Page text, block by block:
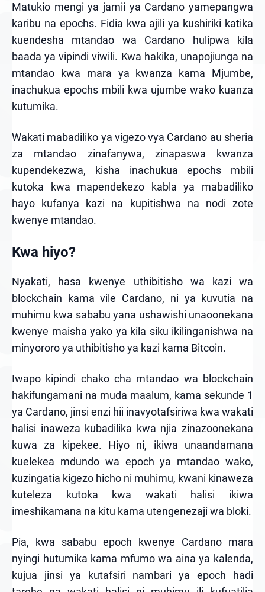
Matukio mengi ya jamii ya Cardano yamepangwa
karibu na epochs. Fidia kwa ajili ya kushiriki katika
kuendesha mtandao wa Cardano hulipwa kila
baada ya vipindi viwili. Kwa hakika, unapojiunga na
mtandao kwa mara ya kwanza kama Mjumbe,
inachukua epochs mbili kwa ujumbe wako kuanza
kutumika.
Wakati mabadiliko ya vigezo vya Cardano au sheria
za mtandao zinafanywa, zinapaswa kwanza
kupendekezwa, kisha inachukua epochs mbili
kutoka kwa mapendekezo kabla ya mabadiliko
hayo kufanya kazi na kupitishwa na nodi zote
kwenye mtandao.
Kwa hiyo?
Nyakati, hasa kwenye uthibitisho wa kazi wa
blockchain kama vile Cardano, ni ya kuvutia na
muhimu kwa sababu yana ushawishi unaoonekana
kwenye maisha yako ya kila siku ikilinganishwa na
minyororo ya uthibitisho ya kazi kama Bitcoin.
Iwapo kipindi chako cha mtandao wa blockchain
hakifungamani na muda maalum, kama sekunde 1
ya Cardano, jinsi enzi hii inavyotafsiriwa kwa wakati
halisi inaweza kubadilika kwa njia zinazoonekana
kuwa za kipekee. Hiyo ni, ikiwa unaandamana
kuelekea mdundo wa epoch ya mtandao wako,
kuzingatia kigezo hicho ni muhimu, kwani kinaweza
kuteleza kutoka kwa wakati halisi ikiwa
imeshikamana na kitu kama utengenezaji wa bloki.
Pia, kwa sababu epoch kwenye Cardano mara
nyingi hutumika kama mfumo wa aina ya kalenda,
kujua jinsi ya kutafsiri nambari ya epoch hadi